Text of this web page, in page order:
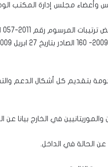
وأعضاء مجلس إدارة المكتب
بتقديم كل أشكال الدعم
في الخارج بيانا
عن الحالة في الداخل.